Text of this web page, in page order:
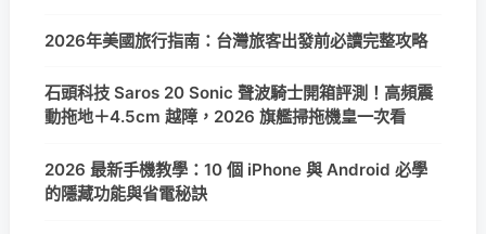
2026年美國旅行指南：台灣旅客出發前必讀完整攻略
石頭科技 Saros 20 Sonic 聲波騎士開箱評測！高頻震
動拖地＋4.5cm 越障，2026 旗艦掃拖機皇一次看
2026 最新手機教學：10 個 iPhone 與 Android 必學
的隱藏功能與省電秘訣